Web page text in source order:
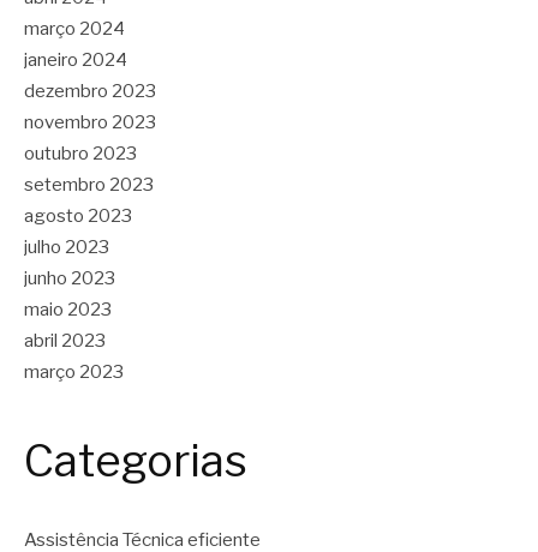
março 2024
janeiro 2024
dezembro 2023
novembro 2023
outubro 2023
setembro 2023
agosto 2023
julho 2023
junho 2023
maio 2023
abril 2023
março 2023
Categorias
Assistência Técnica eficiente